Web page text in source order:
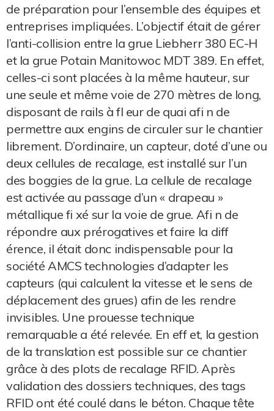
de préparation pour l’ensemble des équipes et
entreprises impliquées. L’objectif était de gérer
l’anti-collision entre la grue Liebherr 380 EC-H
et la grue Potain Manitowoc MDT 389. En effet,
celles-ci sont placées à la même hauteur, sur
une seule et même voie de 270 mètres de long,
disposant de rails à fl eur de quai afi n de
permettre aux engins de circuler sur le chantier
librement. D’ordinaire, un capteur, doté d’une ou
deux cellules de recalage, est installé sur l’un
des boggies de la grue. La cellule de recalage
est activée au passage d’un « drapeau »
métallique fi xé sur la voie de grue. Afi n de
répondre aux prérogatives et faire la diff
érence, il était donc indispensable pour la
société AMCS technologies d’adapter les
capteurs (qui calculent la vitesse et le sens de
déplacement des grues) afin de les rendre
invisibles. Une prouesse technique
remarquable a été relevée. En eff et, la gestion
de la translation est possible sur ce chantier
grâce à des plots de recalage RFID. Après
validation des dossiers techniques, des tags
RFID ont été coulé dans le béton. Chaque tête